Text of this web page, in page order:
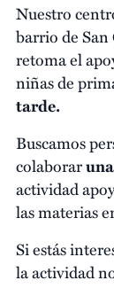
Nuestro
barrio de San
retoma el
niñas de
tarde.
Buscamos
colaborar
actividad
las materias
Si estás
la actividad